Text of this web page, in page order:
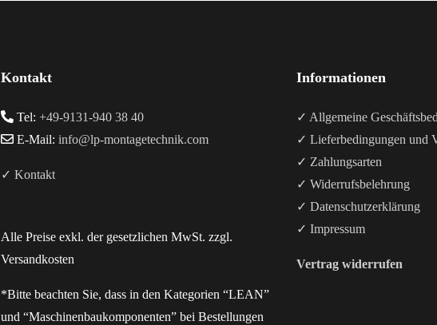
Kontakt
Tel:+49-9131-940 38 40
E-Mail:info@lp-montagetechnik.com
✓ Kontakt
Alle Preise exkl. der gesetzlichen MwSt. zzgl.
Versandkosten
*Bitte beachten Sie, dass in den Kategorien “LEAN”
und “Maschinenbaukomponenten” bei Bestellungen
Informationen
✓ Allgemeine
✓ Lieferbedingungen und
✓ Zahlungsarten
✓ Widerrufsbelehrung
✓ Datenschutzerklärung
✓ Impressum
Vertrag widerrufen